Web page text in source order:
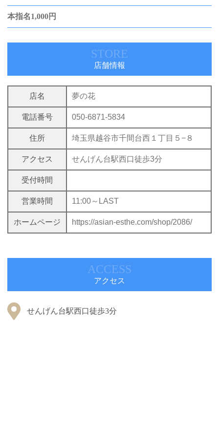
本指名1,000円
STORE
店舗情報
店名 夢の花
電話番号 050-6871-5834
住所 埼玉県越谷市千間台西１丁目５−８
アクセス せんげん台駅西口徒歩3分
受付時間
営業時間 11:00～LAST
ホームページ https://asian-esthe.com/shop/2086/
ACCESS
アクセス
せんげん台駅西口徒歩3分